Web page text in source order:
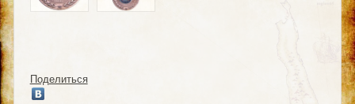
Поделиться